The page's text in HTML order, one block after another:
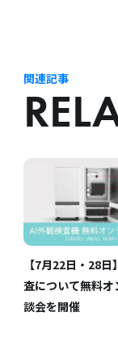
関連記事
【7月22日・28
査について無料オ
談会を開催